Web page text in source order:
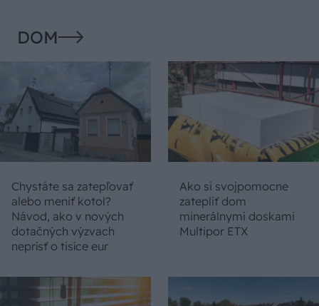
DOM
Chystáte sa zatepľovať
alebo meniť kotol?
Návod, ako v nových
dotačných výzvach
neprísť o tisíce eur
Ako si svojpomocne
zatepliť dom
minerálnymi doskami
Multipor ETX